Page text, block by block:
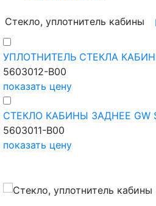
Стекло, уплотнитель кабины
УПЛОТНИТЕЛЬ СТЕКЛА
5603012-B00
показать цену
СТЕКЛО КАБИНЫ ЗАДНЕЕ GW
5603011-B00
показать цену